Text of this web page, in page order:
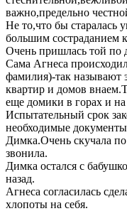
важно,предельно
Не то,что бы старалась
большим состраданием
Очень пришлась той по
Сама Агнеса
фамилия)-так называют
квартир и домов
еще домики в горах и
Испытательный срок
необходимые
Димка.Очень скучала
звонила.
Димка остался с
назад.
Агнеса согласилась
хлопоты на себя.